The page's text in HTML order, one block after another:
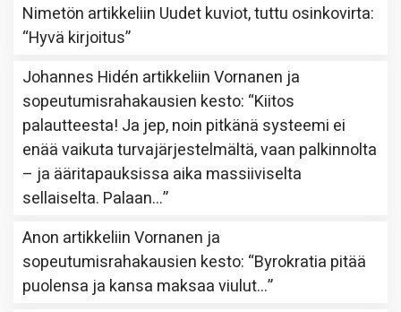
Nimetön artikkeliin Uudet kuviot, tuttu osinkovirta:
“Hyvä kirjoitus”
Johannes Hidén artikkeliinVornanen ja
sopeutumisrahakausien kesto: “Kiitos
palautteesta! Ja jep, noin pitkänä systeemi ei
enää vaikuta turvajärjestelmältä, vaan palkinnolta
– ja ääritapauksissa aika massiiviselta
sellaiselta. Palaan…”
Anon artikkeliinVornanen ja
sopeutumisrahakausien kesto: “Byrokratia pitää
puolensa ja kansa maksaa viulut…”